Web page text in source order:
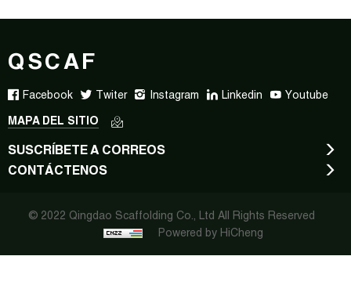
QSCAF
Facebook Twiter Instagram Linkedin Youtube
MAPA DEL SITIO
SUSCRÍBETE A CORREOS
CONTÁCTENOS
© 2022 Qingdao Scaffolding Co., Ltd All Rights Reserved
Powered by HiCheng